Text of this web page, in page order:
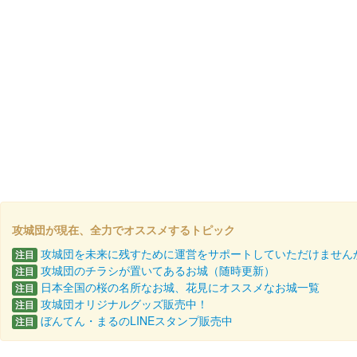
攻城団が現在、全力でオススメするトピック
注目 攻城団を未来に残すために運営をサポートしていただけません
注目 攻城団のチラシが置いてあるお城（随時更新）
注目 日本全国の桜の名所なお城、花見にオススメなお城一覧
注目 攻城団オリジナルグッズ販売中！
注目 ぼんてん・まるのLINEスタンプ販売中